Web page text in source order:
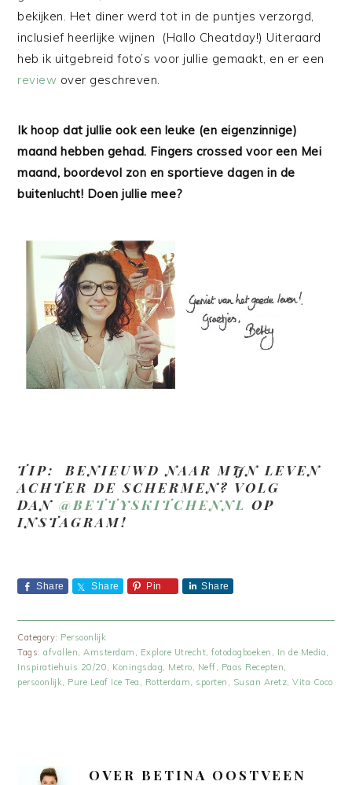
bekijken. Het diner werd tot in de puntjes verzorgd,
inclusief heerlijke wijnen (Hallo Cheatday!) Uiteraard
heb ik uitgebreid foto’s voor jullie gemaakt, en er een
review over geschreven.
Ik hoop dat jullie ook een leuke (en eigenzinnige)
maand hebben gehad. Fingers crossed voor een Mei
maand, boordevol zon en sportieve dagen in de
buitenlucht! Doen jullie mee?
TIP: BENIEUWD NAAR MIJN LEVEN
ACHTER DE SCHERMEN? VOLG
DAN@BETTYSKITCHENNL OP
INSTAGRAM!
Share Share Pin Share
Category: Persoonlijk
Tags:afvallen,Amsterdam , Explore Utrecht,fotodagboeken , In de Media,
Inspiratiehuis 20/20, Koningsdag, Metro, Neff, Paas Recepten,
persoonlijk, Pure Leaf Ice Tea , Rotterdam, sporten , Susan Aretz,Vita Coco
OVER BETINA OOSTVEEN